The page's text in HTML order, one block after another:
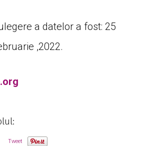
a datelor a fost: 25
,2022.
Tweet